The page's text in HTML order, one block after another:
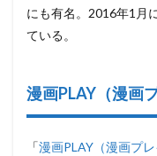
4.42
漫画
4.44
KissLove(MangaHato)
にも有名。2016年1月
ている。
漫画PLAY（漫画
「漫画PLAY（漫画プレ